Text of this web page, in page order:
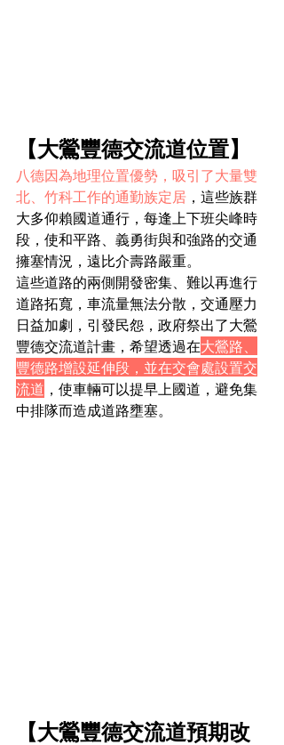
【大鶯豐德交流道位置】
八德因為地理位置優勢，吸引了大量雙
北、竹科工作的通勤族定居 ，這些族群
大多仰賴國道通行，每逢上下班尖峰時
段，使和平路、義勇街與和強路的交通
擁塞情況，遠比介壽路嚴重。
這些道路的兩側開發密集、難以再進行
道路拓寬，車流量無法分散，交通壓力
日益加劇，引發民怨，政府祭出了大鶯
豐德交流道計畫，希望透過在大鶯路、
豐德路增設延伸段，並在交會處設置交
流道 ，使車輛可以提早上國道，避免集
中排隊而造成道路壅塞。
【大鶯豐德交流道預期改